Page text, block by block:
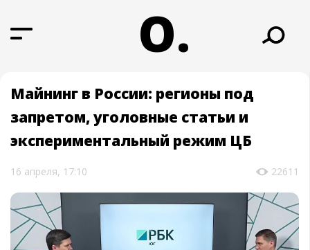
О.
Майнинг в России: регионы под
запретом, уголовные статьи и
экспериментальный режим ЦБ
16 апреля, 17:10 22611